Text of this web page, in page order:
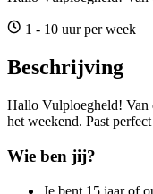
1 - 10 uur per week
Beschrijving
Hallo Vulploegheld! Van
het weekend. Past
Wie ben jij?
Je bent 15 jaar of